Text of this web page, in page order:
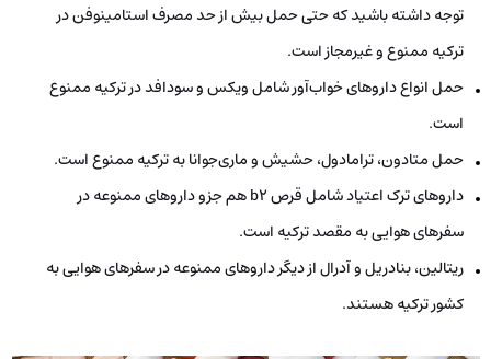
توجه داشته باشید که حتی حمل بیش از حد مصرف استامینوفن در
ترکیه ممنوع و غیرمجاز است.
حمل انواع داروهای خواب‌آور شامل ویکس و سودافد در ترکیه ممنوع
است.
حمل متادون، ترامادول، حشیش و ماری‌جوانا به ترکیه ممنوع است.
داروهای ترک اعتیاد شامل قرص b2 هم جزو داروهای ممنوعه در
سفرهای هوایی به مقصد ترکیه است.
ریتالین، بنادریل و آدرال از دیگر داروهای ممنوعه در سفرهای هوایی به
کشور ترکیه هستند.